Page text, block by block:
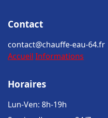
Contact
contact@chauffe-eau-64.fr
Accueil Informations
Horaires
Lun-Ven: 8h-19h